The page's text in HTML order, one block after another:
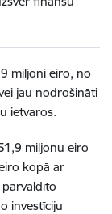
miljoni eiro, no
jau nodrošināti
ietvaros.
miljonu eiro
kopā ar
investīciju